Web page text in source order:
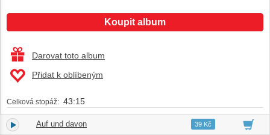
Koupit album
Darovat toto album
Přidat k oblíbeným
Celková stopáž: 43:15
1. Auf und davon 03:0639 Kč